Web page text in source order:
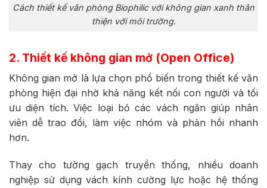
Cách thiết kế văn phòng Biophilic với không gian xanh thân
thiện với môi trường.
2. Thiết kế không gian mở (Open Office)
Không gian mở là lựa chọn phổ biến trong thiết kế văn
phòng hiện đại nhờ khả năng kết nối con người và tối
ưu diện tích. Việc loại bỏ các vách ngăn giúp nhân
viên dễ trao đổi, làm việc nhóm và phản hồi nhanh
hơn.
Thay cho tường gạch truyền thống, nhiều doanh
nghiệp sử dụng vách kính cường lực hoặc hệ thống